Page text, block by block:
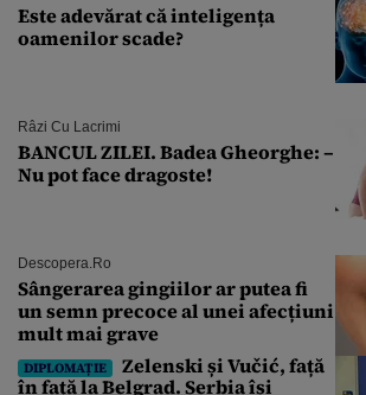
Este adevărat că inteligența
oamenilor scade?
Râzi Cu Lacrimi
BANCUL ZILEI. Badea Gheorghe: –
Nu pot face dragoste!
Descopera.ro
Sângerarea gingiilor ar putea fi
un semn precoce al unei afecțiuni
mult mai grave
DIPLOMAȚIE
Zelenski și Vučić, față
în față la Belgrad. Serbia își